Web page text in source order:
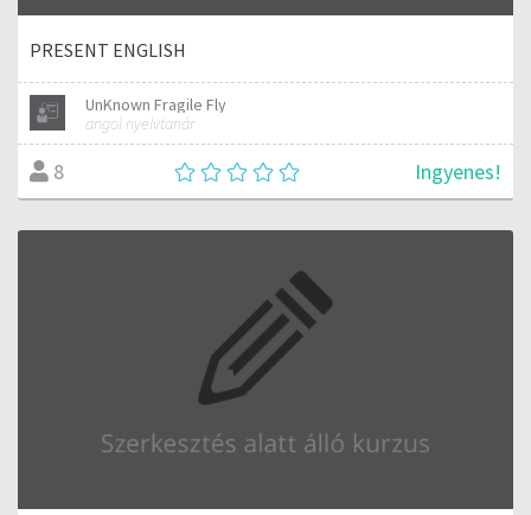
PRESENT ENGLISH
UnKnown Fragile Fly
angol nyelvtanár
8 Ingyenes!